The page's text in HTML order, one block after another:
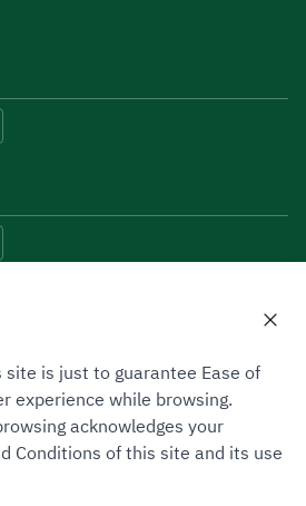
Site Map
site is just to guarantee Ease of
experience while browsing.
acknowledges your
Conditions of this site and its use